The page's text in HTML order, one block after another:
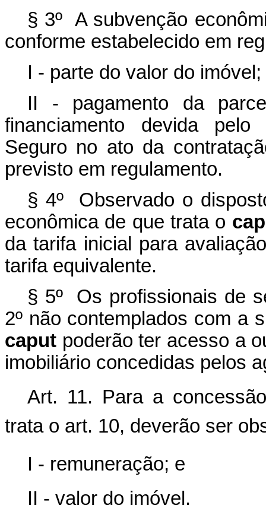
§ 3º A subvenção
conforme estabelecido em
I - parte do valor do imóvel;
II - pagamento da
financiamento devida
Seguro no ato da
previsto em regulamento.
§ 4º Observado o
econômica de que trata o
da tarifa inicial para
tarifa equivalente.
§ 5º Os profissionais de
2º não contemplados com a
caput poderão ter acesso a
imobiliário concedidas pelos
Art. 11. Para a
trata o art. 10, deverão ser
I - remuneração; e
II - valor do imóvel.